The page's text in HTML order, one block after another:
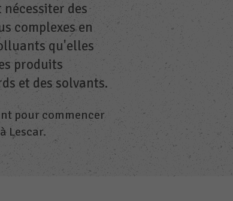
des
complexes en
qu'elles
produits
et des solvants.
pour commencer
Lescar.